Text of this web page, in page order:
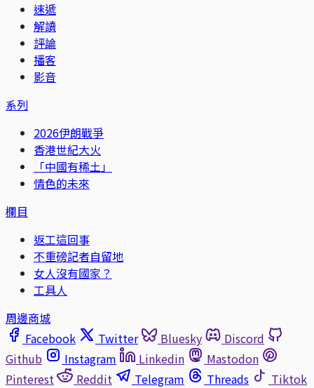
速遞
解讀
評論
播客
影音
系列
2026伊朗戰爭
香港世紀大火
「中國有稀土」
情色的未來
欄目
返工這回事
不重磅記者自留地
女人沒有國家？
工具人
周邊商城
Facebook
Twitter Bluesky
Discord
Github
Instagram Linkedin
Mastodon
Pinterest
Reddit Telegram Threads
Tiktok